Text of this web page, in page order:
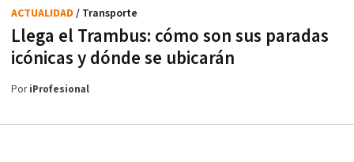
Llega el Trambus: cómo son sus paradas
icónicas y dónde se ubicarán
ACTUALIDAD / Transporte
PoriProfesional